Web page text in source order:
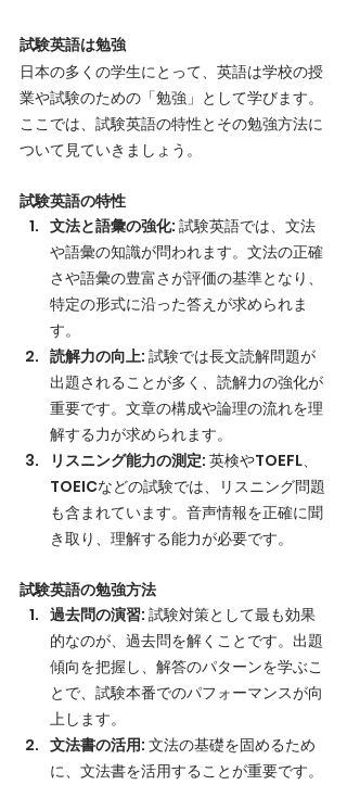
試験英語は勉強
日本の多くの学生にとって、英語は学校の授
業や試験のための「勉強」として学びます。
ここでは、試験英語の特性とその勉強方法に
ついて見ていきましょう。
試験英語の特性
文法と語彙の強化: 試験英語では、文法
や語彙の知識が問われます。文法の正確
さや語彙の豊富さが評価の基準となり、
特定の形式に沿った答えが求められま
す。
読解力の向上: 試験では長文読解問題が
出題されることが多く、読解力の強化が
重要です。文章の構成や論理の流れを理
解する力が求められます。
リスニング能力の測定: 英検やTOEFL、
TOEICなどの試験では、リスニング問題
も含まれています。音声情報を正確に聞
き取り、理解する能力が必要です。
試験英語の勉強方法
過去問の演習: 試験対策として最も効果
的なのが、過去問を解くことです。出題
傾向を把握し、解答のパターンを学ぶこ
とで、試験本番でのパフォーマンスが向
上します。
文法書の活用: 文法の基礎を固めるため
に、文法書を活用することが重要です。